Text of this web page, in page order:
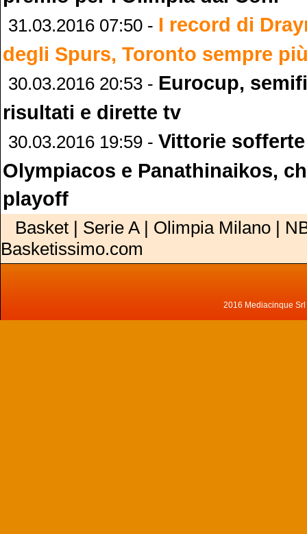
31.03.2016 07:50 - I record di
degli Spurs, Toronto sempre
30.03.2016 20:53 - Eurocup,
risultati e dirette tv
30.03.2016 19:59 - Vittorie
Olympiacos e Panathinaikos,
playoff
Basket | Serie A | Olimpia Milano |
Basketissimo.com
2016 Mediacinque Srl